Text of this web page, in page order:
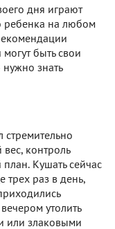
дня играют
ребенка на любом
быть свои
нужно знать
стремительно
контроль
Кушать сейчас
раз в день,
утолить
или злаковыми